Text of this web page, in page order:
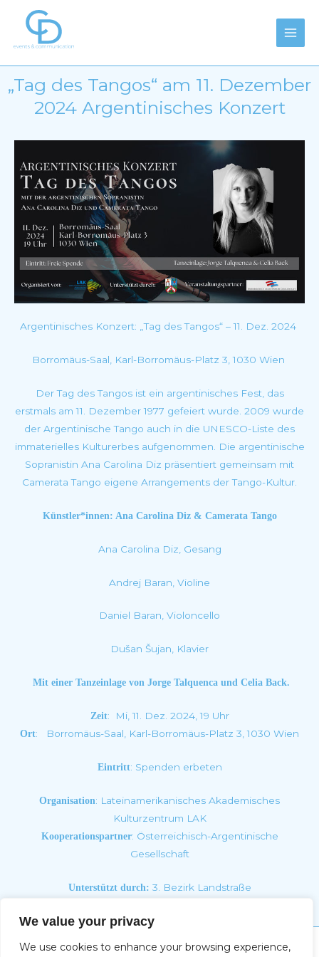
We value your privacy
We use cookies to enhance your browsing experience,
Inhalt
springen
„Tag des Tangos“ am 11. Dezember
2024 Argentinisches Konzert
Argentinisches Konzert: „Tag des Tangos“ – 11. Dez. 2024
Borromäus-Saal, Karl-Borromäus-Platz 3, 1030 Wien
Der Tag des Tangos ist ein argentinisches Fest, das
erstmals am 11. Dezember 1977 gefeiert wurde. 2009 wurde
der Argentinische Tango auch in die UNESCO-Liste des
immaterielles Kulturerbes aufgenommen. Die argentinische
Sopranistin Ana Carolina Diz präsentiert gemeinsam mit
Camerata Tango eigene Arrangements der Tango-Kultur.
Künstler*innen: Ana Carolina Diz & Camerata Tango
Ana Carolina Diz, Gesang
Andrej Baran, Violine
Daniel Baran, Violoncello
Dušan Šujan, Klavier
Mit einer Tanzeinlage von Jorge Talquencaund Celia Back.
Zeit: Mi, 11. Dez. 2024, 19 Uhr
Ort: Borromäus-Saal, Karl-Borromäus-Platz 3, 1030 Wien
Eintritt: Spenden erbeten
Organisation: Lateinamerikanisches Akademisches
Kulturzentrum LAK
Kooperationspartner: Österreichisch-Argentinische
Gesellschaft
Unterstützt durch: 3. Bezirk Landstraße
Impressum